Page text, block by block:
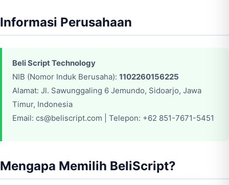
Informasi Perusahaan
Beli Script Technology
NIB (Nomor Induk Berusaha): 1102260156225
Alamat: Jl. Sawunggaling 6 Jemundo, Sidoarjo, Jawa
Timur, Indonesia
Email: cs@beliscript.com | Telepon: +62 851-7671-5451
Mengapa Memilih BeliScript?